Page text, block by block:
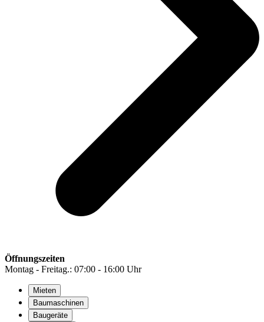
Öffnungszeiten
Montag - Freitag.: 07:00 - 16:00 Uhr
Mieten
Baumaschinen
Baugeräte